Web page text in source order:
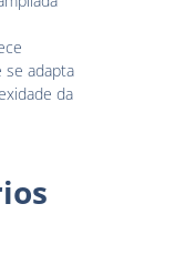
se adapta
da